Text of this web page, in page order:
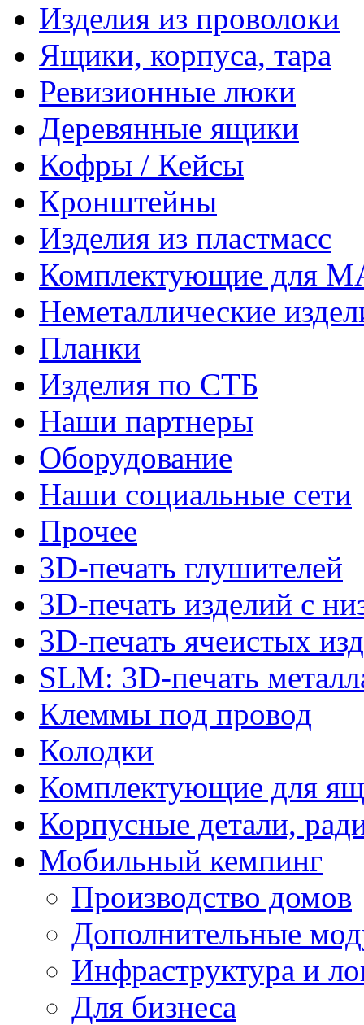
Изделия из проволоки
Ящики, корпуса, тара
Ревизионные люки
Деревянные ящики
Кофры / Кейсы
Кронштейны
Изделия из пластмасс
Комплектующие для
Неметаллические
Планки
Изделия по СТБ
Наши партнеры
Оборудование
Наши социальные сети
Прочее
3D-печать глушителей
3D-печать изделий с
3D-печать ячеистых
SLM: 3D-печать
Клеммы под провод
Колодки
Комплектующие для
Корпусные детали,
Мобильный кемпинг
Производство домов
Дополнительные
Инфраструктура и
Для бизнеса